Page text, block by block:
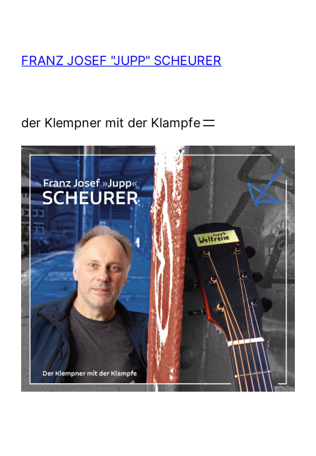
springen
FRANZ JOSEF "JUPP" SCHEURER
der Klempner mit der Klampfe